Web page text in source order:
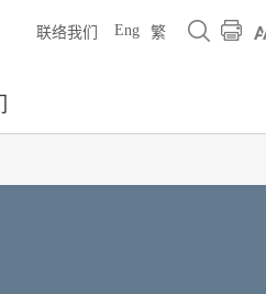
联络我们 Eng 繁